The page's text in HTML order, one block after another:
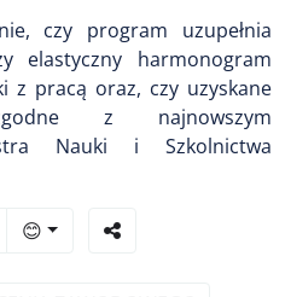
czy program uzupełnia
elastyczny harmonogram
z pracą oraz, czy uzyskane
z najnowszym
Nauki i Szkolnictwa
😊